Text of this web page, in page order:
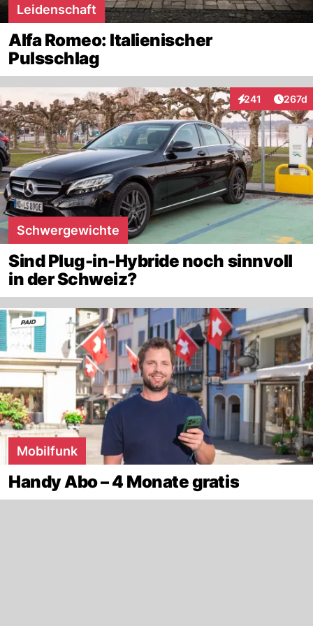
———————————————————
———————————————————
Leidenschaft
Alfa Romeo: Italienischer
Pulsschlag
241
Interaktionen267d
Schwergewichte
Sind Plug-in-Hybride noch sinnvoll
in der Schweiz?
Mobilfunk
Handy Abo – 4 Monate gratis